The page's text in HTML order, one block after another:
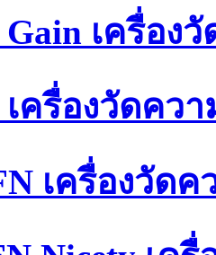
Gain เครื่อง
เครื่องวัดคว
เครื่องวัด